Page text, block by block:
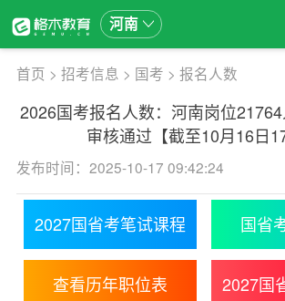
河南
首页 > 招考信息 > 国考 > 报名人数
2026国考报名人数：河南岗位
审核通过【截至10月16日17
发布时间：2025-10-17 09:42:24
2027国省考笔试课程 国省
查看历年职位表 2027国